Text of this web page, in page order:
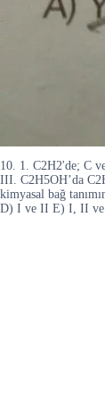
10. 1. C2H2'de; C
III. C2H5OH’da
kimyasal bağ
D) I ve II E) I, II